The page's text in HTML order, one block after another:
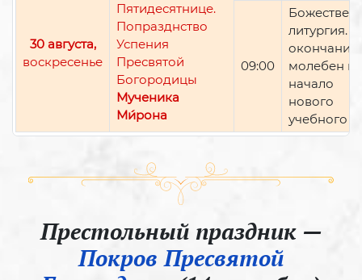
30 августа,
воскресенье
Пятидесятнице.
Попразднство
Успения
Пресвятой
Богородицы
Мученика
Ми́рона
09:00
литургия.
окончании
молебен
начало
нового
учебного
Престольный праздник —
Покров Пресвятой